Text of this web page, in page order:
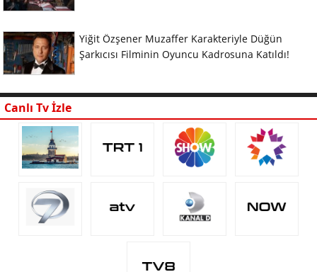
Yiğit Özşener Muzaffer Karakteriyle Düğün
Şarkıcısı Filminin Oyuncu Kadrosuna Katıldı!
Canlı Tv İzle